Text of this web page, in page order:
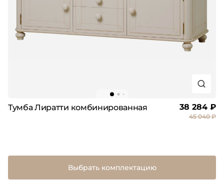
Тумба Лиратти комбинированная 38 284 ₽
45 040 ₽
Выбрать комплектацию